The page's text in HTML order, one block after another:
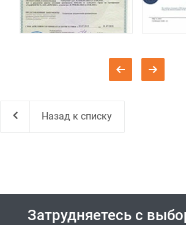
Назад к списку
Затрудняетесь с